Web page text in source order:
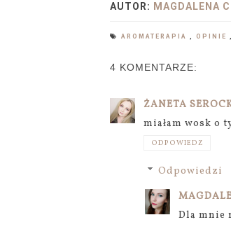
AUTOR: MAGDALENA
AROMATERAPIA , OPINIE
4 KOMENTARZE:
ŻANETA
miałam wosk o
ODPOWIEDZ
Odpowiedzi
Dla mnie